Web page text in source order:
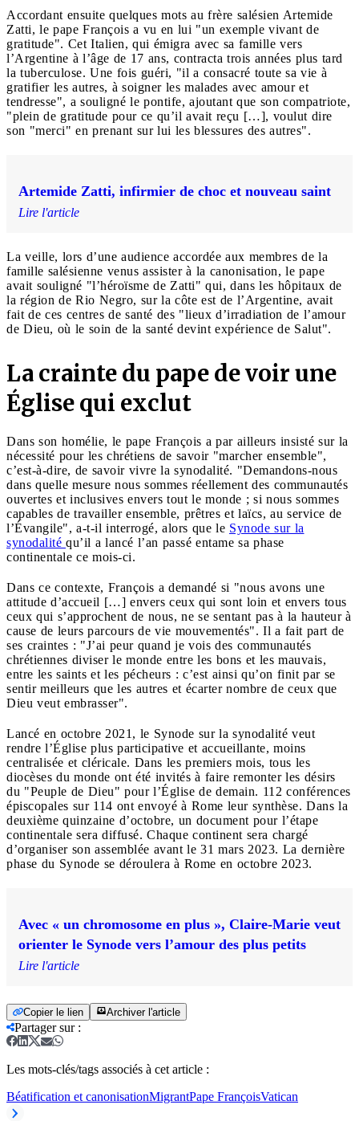
Accordant ensuite quelques mots au frère salésien Artemide
Zatti, le pape François a vu en lui "un exemple vivant de
gratitude". Cet Italien, qui émigra avec sa famille vers
l’Argentine à l’âge de 17 ans, contracta trois années plus tard
la tuberculose. Une fois guéri, "il a consacré toute sa vie à
gratifier les autres, à soigner les malades avec amour et
tendresse", a souligné le pontife, ajoutant que son compatriote,
"plein de gratitude pour ce qu’il avait reçu […], voulut dire
son "merci" en prenant sur lui les blessures des autres".
Artemide Zatti, infirmier de choc et nouveau saint
Lire l'article
La veille, lors d’une audience accordée aux membres de la
famille salésienne venus assister à la canonisation, le pape
avait souligné "l’héroïsme de Zatti" qui, dans les hôpitaux de
la région de Rio Negro, sur la côte est de l’Argentine, avait
fait de ces centres de santé des "lieux d’irradiation de l’amour
de Dieu, où le soin de la santé devint expérience de Salut".
La crainte du pape de voir une
Église qui exclut
Dans son homélie, le pape François a par ailleurs insisté sur la
nécessité pour les chrétiens de savoir "marcher ensemble",
c’est-à-dire, de savoir vivre la synodalité. "Demandons-nous
dans quelle mesure nous sommes réellement des communautés
ouvertes et inclusives envers tout le monde ; si nous sommes
capables de travailler ensemble, prêtres et laïcs, au service de
l’Évangile", a-t-il interrogé, alors que le Synode sur la
synodalité qu’il a lancé l’an passé entame sa phase
continentale ce mois-ci.
Dans ce contexte, François a demandé si "nous avons une
attitude d’accueil […] envers ceux qui sont loin et envers tous
ceux qui s’approchent de nous, ne se sentant pas à la hauteur à
cause de leurs parcours de vie mouvementés". Il a fait part de
ses craintes : "J’ai peur quand je vois des communautés
chrétiennes diviser le monde entre les bons et les mauvais,
entre les saints et les pécheurs : c’est ainsi qu’on finit par se
sentir meilleurs que les autres et écarter nombre de ceux que
Dieu veut embrasser".
Lancé en octobre 2021, le Synode sur la synodalité veut
rendre l’Église plus participative et accueillante, moins
centralisée et cléricale. Dans les premiers mois, tous les
diocèses du monde ont été invités à faire remonter les désirs
du "Peuple de Dieu" pour l’Église de demain. 112 conférences
épiscopales sur 114 ont envoyé à Rome leur synthèse. Dans la
deuxième quinzaine d’octobre, un document pour l’étape
continentale sera diffusé. Chaque continent sera chargé
d’organiser son assemblée avant le 31 mars 2023. La dernière
phase du Synode se déroulera à Rome en octobre 2023.
Avec « un chromosome en plus », Claire-Marie veut
orienter le Synode vers l’amour des plus petits
Lire l'article
Copier le lien Archiver l'article
Partager sur:
Les mots-clés/tags associés à cet article :
Béatification et canonisationMigrantPape FrançoisVatican